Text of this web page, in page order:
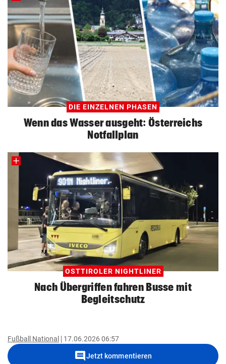
DIE EINZELNEN PHASEN
Wenn das Wasser ausgeht: Österreichs
Notfallplan
OSTTIROLER NIGHTLINER
Nach Übergriffen fahren Busse mit
Begleitschutz
Fußball National 17.06.2026 06:57
commentJetzt kommentieren